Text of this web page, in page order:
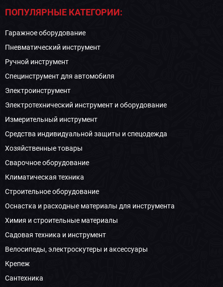
ПОПУЛЯРНЫЕ КАТЕГОРИИ:
Гаражное оборудование
Пневматический инструмент
Ручной инструмент
Специнструмент для автомобиля
Электроинструмент
Электротехнический инструмент и оборудование
Измерительный инструмент
Средства индивидуальной защиты и спецодежда
Хозяйственные товары
Сварочное оборудование
Климатическая техника
Строительное оборудование
Оснастка и расходные материалы для инструмента
Химия и строительные материалы
Садовая техника и инструмент
Велосипеды, электроскутеры и аксессуары
Крепеж
Сантехника